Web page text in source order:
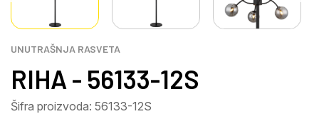
UNUTRAŠNJA RASVETA
RIHA - 56133-12S
Šifra proizvoda: 56133-12S